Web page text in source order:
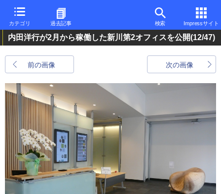
カテゴリ 過去記事 検索 Impressサイト
内田洋行が2月から稼働した新川第2オフィスを公開(12/47)
前の画像 次の画像